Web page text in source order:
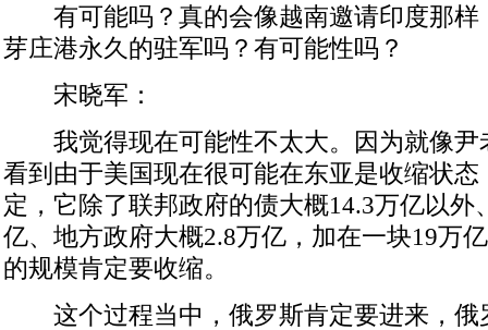
有可能吗？真的会像越南邀请印度那样
芽庄港永久的驻军吗？有可能性吗？
宋晓军：
我觉得现在可能性不太大。因为就像尹
看到由于美国现在很可能在东亚是收缩状
定，它除了联邦政府的债大概14.3万亿以外
亿、地方政府大概2.8万亿，加在一块19万
的规模肯定要收缩。
这个过程当中，俄罗斯肯定要进来，俄